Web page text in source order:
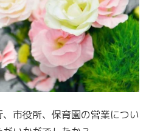
市役所、保育園の営業につい